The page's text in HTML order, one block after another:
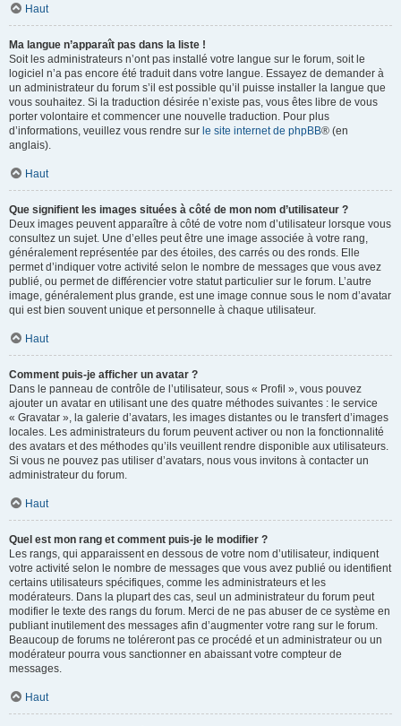
Haut
Ma langue n’apparaît pas dans la liste !
Soit les administrateurs n’ont pas installé votre langue sur le forum, soit le
logiciel n’a pas encore été traduit dans votre langue. Essayez de demander à
un administrateur du forum s’il est possible qu’il puisse installer la langue que
vous souhaitez. Si la traduction désirée n’existe pas, vous êtes libre de vous
porter volontaire et commencer une nouvelle traduction. Pour plus
d’informations, veuillez vous rendre sur le site internet de phpBB® (en
anglais).
Haut
Que signifient les images situées à côté de mon nom d’utilisateur ?
Deux images peuvent apparaître à côté de votre nom d’utilisateur lorsque vous
consultez un sujet. Une d’elles peut être une image associée à votre rang,
généralement représentée par des étoiles, des carrés ou des ronds. Elle
permet d’indiquer votre activité selon le nombre de messages que vous avez
publié, ou permet de différencier votre statut particulier sur le forum. L’autre
image, généralement plus grande, est une image connue sous le nom d’avatar
qui est bien souvent unique et personnelle à chaque utilisateur.
Haut
Comment puis-je afficher un avatar ?
Dans le panneau de contrôle de l’utilisateur, sous « Profil », vous pouvez
ajouter un avatar en utilisant une des quatre méthodes suivantes : le service
« Gravatar », la galerie d’avatars, les images distantes ou le transfert d’images
locales. Les administrateurs du forum peuvent activer ou non la fonctionnalité
des avatars et des méthodes qu’ils veuillent rendre disponible aux utilisateurs.
Si vous ne pouvez pas utiliser d’avatars, nous vous invitons à contacter un
administrateur du forum.
Haut
Quel est mon rang et comment puis-je le modifier ?
Les rangs, qui apparaissent en dessous de votre nom d’utilisateur, indiquent
votre activité selon le nombre de messages que vous avez publié ou identifient
certains utilisateurs spécifiques, comme les administrateurs et les
modérateurs. Dans la plupart des cas, seul un administrateur du forum peut
modifier le texte des rangs du forum. Merci de ne pas abuser de ce système en
publiant inutilement des messages afin d’augmenter votre rang sur le forum.
Beaucoup de forums ne toléreront pas ce procédé et un administrateur ou un
modérateur pourra vous sanctionner en abaissant votre compteur de
messages.
Haut